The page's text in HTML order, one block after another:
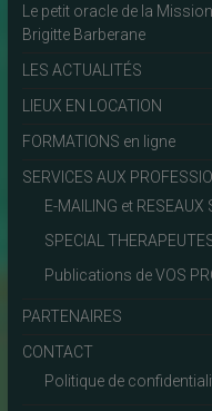
Le petit oracle de la
Brigitte Barberane
LES ACTUALITÉS
LIEUX EN LOCATION
FORMATIONS en ligne
SERVICES AUX
E-MAILING et RESEAUX
SPECIAL
Publications de VOS
PARTENAIRES
CONTACT
Politique de